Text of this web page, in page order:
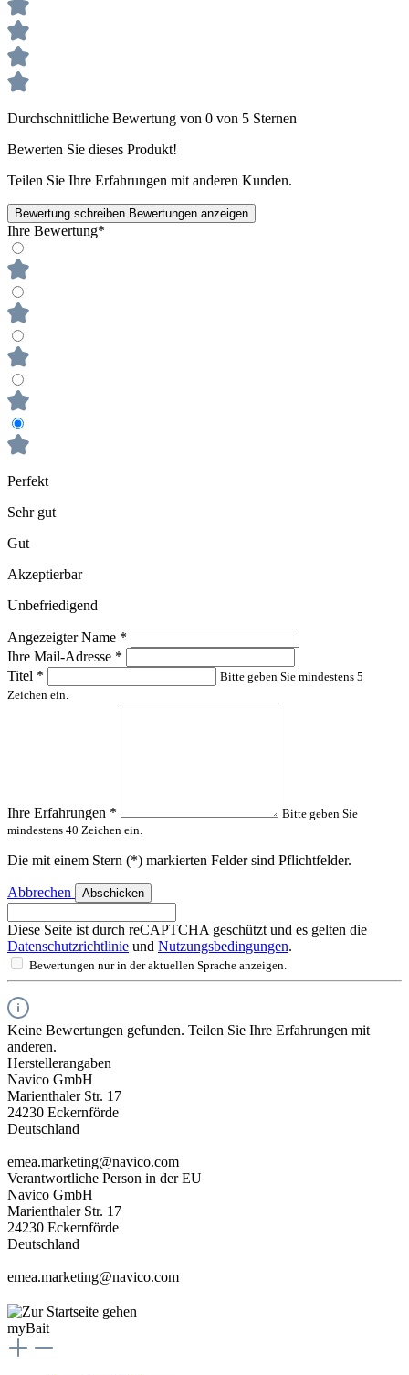
Durchschnittliche Bewertung von 0 von 5 Sternen
Bewerten Sie dieses Produkt!
Teilen Sie Ihre Erfahrungen mit anderen Kunden.
Bewertung schreiben Bewertungen anzeigen
Ihre Bewertung*
Perfekt
Sehr gut
Gut
Akzeptierbar
Unbefriedigend
Angezeigter Name *
Ihre Mail-Adresse *
Titel *
Bitte geben Sie mindestens 5
Zeichen ein.
Ihre Erfahrungen *
Bitte geben Sie
mindestens 40 Zeichen ein.
Die mit einem Stern (*) markierten Felder sind Pflichtfelder.
Abbrechen Abschicken
Diese Seite ist durch reCAPTCHA geschützt und es gelten die
Datenschutzrichtlinie und Nutzungsbedingungen.
Bewertungen nur in der aktuellen Sprache anzeigen.
Keine Bewertungen gefunden. Teilen Sie Ihre Erfahrungen mit
anderen.
Herstellerangaben
Navico GmbH
Marienthaler Str. 17
24230 Eckernförde
Deutschland
emea.marketing@navico.com
Verantwortliche Person in der EU
Navico GmbH
Marienthaler Str. 17
24230 Eckernförde
Deutschland
emea.marketing@navico.com
myBait